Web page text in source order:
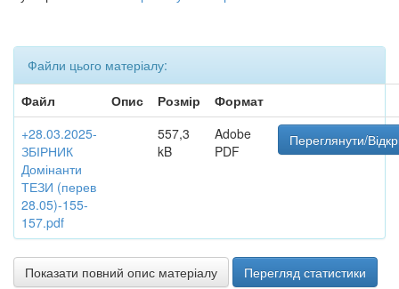
Файли цього матеріалу:
Файл
Опис Розмір
Формат
+28.03.2025-
ЗБІРНИК
Домінанти
ТЕЗИ (перев
28.05)-155-
157.pdf
557,3
kB
Adobe
PDF
Переглянути/
Показати повний опис матеріалу Перегляд статистики